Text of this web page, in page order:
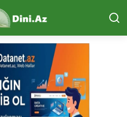
Qeydiyyat